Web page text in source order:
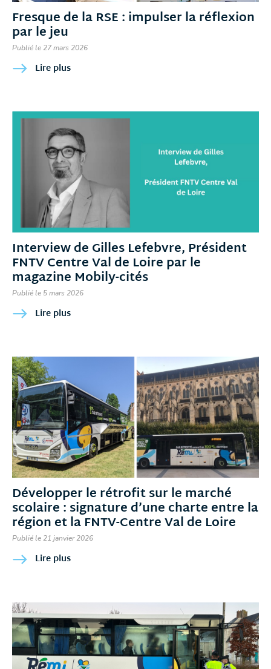
Fresque de la RSE : impulser la réflexion
par le jeu
Publié le 27 mars 2026
Lire plus
Interview de Gilles Lefebvre, Président
FNTV Centre Val de Loire par le
magazine Mobily-cités
Publié le 5 mars 2026
Lire plus
Développer le rétrofit sur le marché
scolaire : signature d’une charte entre la
région et la FNTV-Centre Val de Loire
Publié le 21 janvier 2026
Lire plus